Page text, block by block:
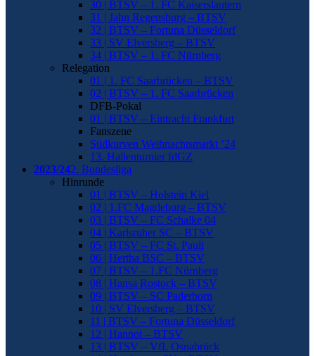
30 | BTSV – 1. FC Kaiserslautern
31 | Jahn Regensburg – BTSV
32 | BTSV – Fortuna Düsseldorf
33 | SV Elversberg – BTSV
34 | BTSV – 1. FC Nürnberg
Relegation
01 | 1. FC Saarbrücken – BTSV
02 | BTSV – 1. FC Saarbrücken
DFB-Pokal
01 | BTSV – Eintracht Frankfurt
Fanszene
Südkurven Weihnachtsmarkt ’24
13. Hallenturnier fdGZ
2023/242. Bundesliga
Hinrunde
01 | BTSV – Holstein Kiel
02 | 1.FC Magdeburg – BTSV
03 | BTSV – FC Schalke 04
04 | Karlsruher SC – BTSV
05 | BTSV – FC St. Pauli
06 | Hertha BSC – BTSV
07 | BTSV – 1.FC Nürnberg
08 | Hansa Rostock – BTSV
09 | BTSV – SC Paderborn
10 | SV Elversberg – BTSV
11 | BTSV – Fortuna Düsseldorf
12 | Hannoi – BTSV
13 | BTSV – VfL Osnabrück